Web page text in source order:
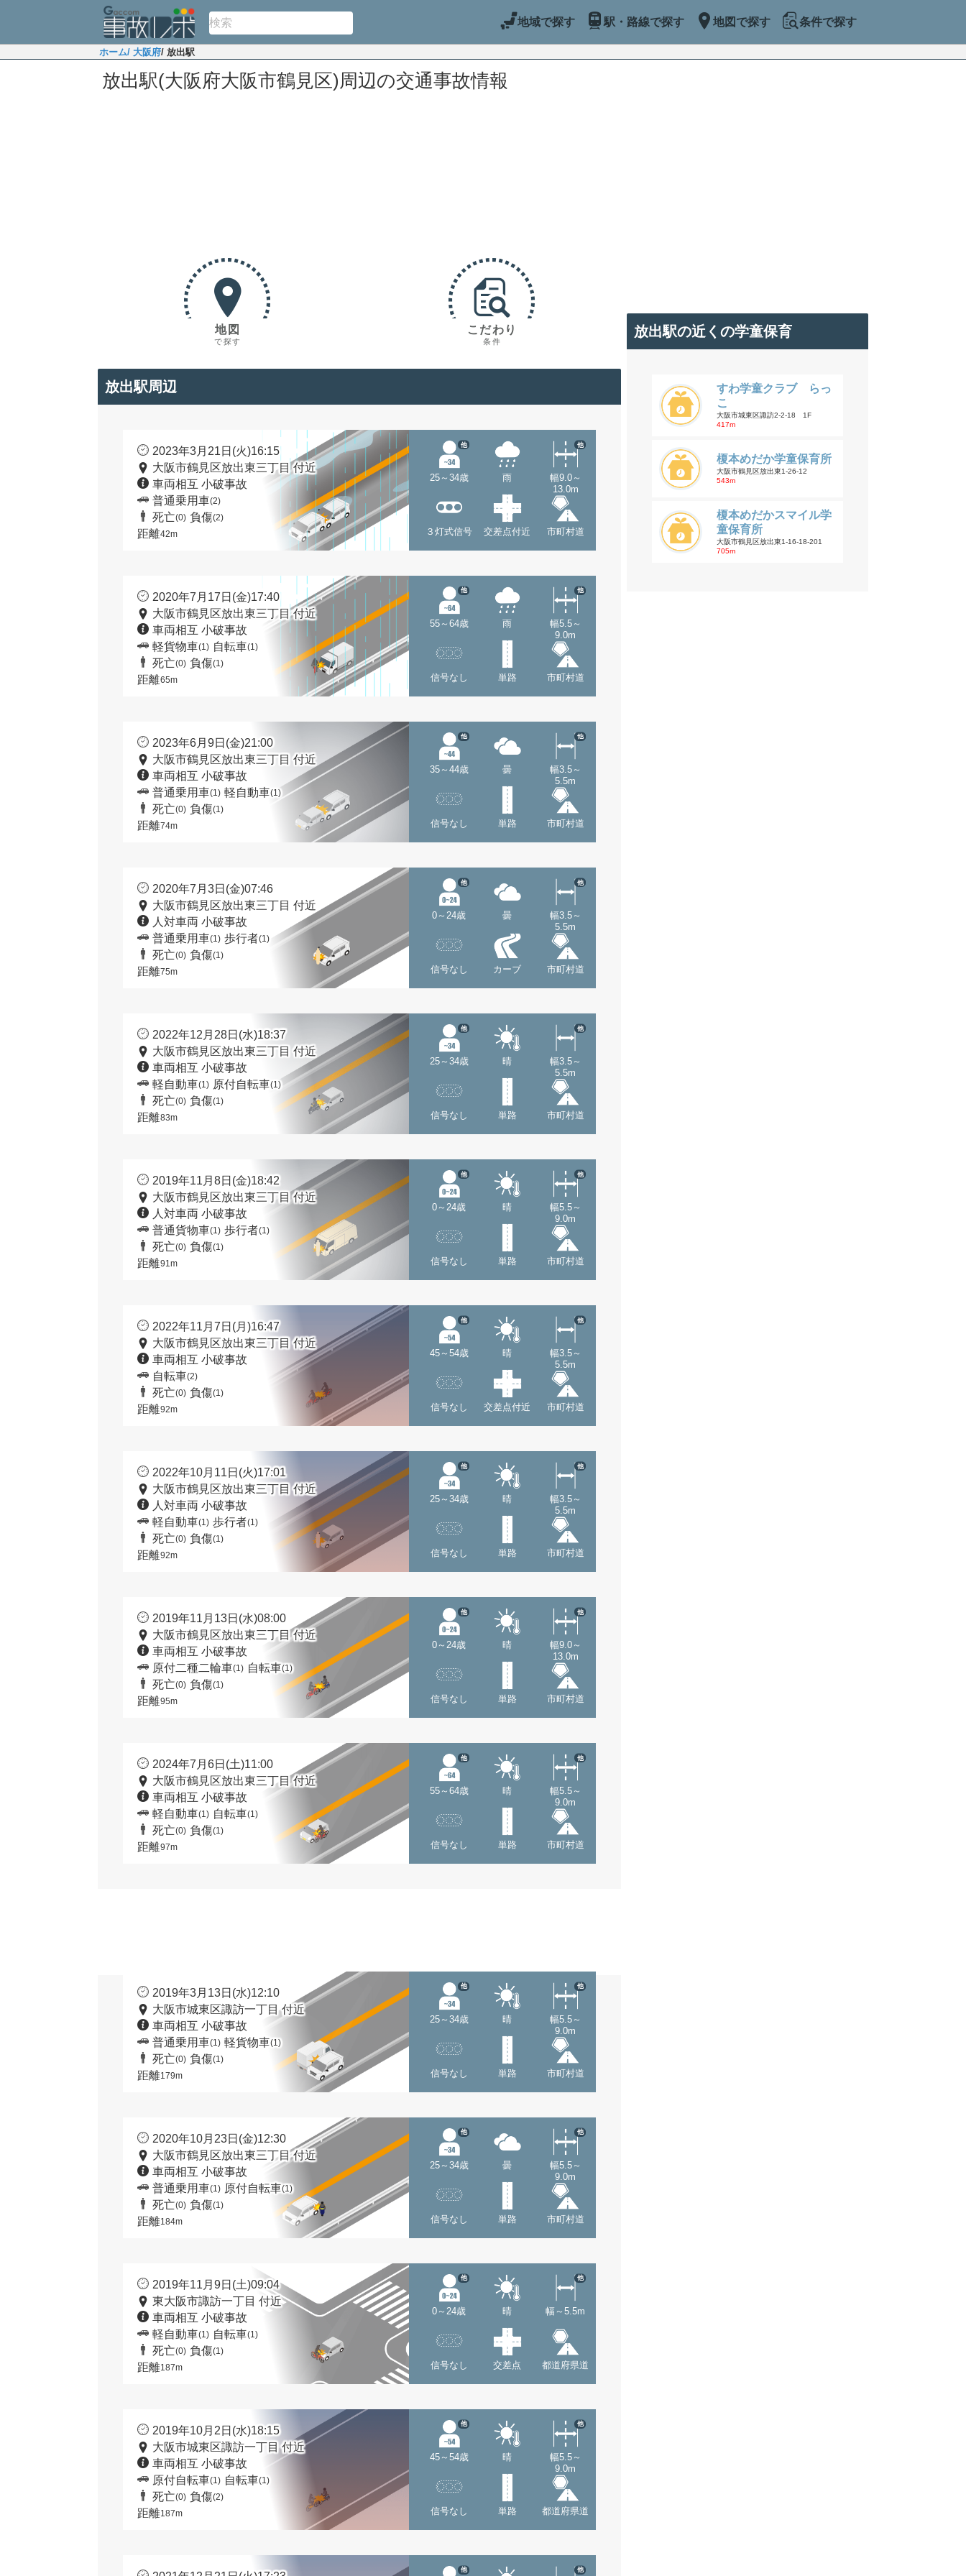
地域で探す 駅・路線で探す 地図で探す 条件で探す
ホーム/ 大阪府/ 放出駅
放出駅(大阪府大阪市鶴見区)周辺の交通事故情報
地図
で探す
こだわり
条件
放出駅周辺
2023年3月21日(火)16:15
大阪市鶴見区放出東三丁目 付近
車両相互 小破事故
普通乗用車(2)
死亡(0) 負傷(2)
距離42m
25～34歳
他
雨
幅9.0～
13.0m
他
３灯式信号 交差点付近 市町村道
2020年7月17日(金)17:40
大阪市鶴見区放出東三丁目 付近
車両相互 小破事故
軽貨物車(1) 自転車(1)
死亡(0) 負傷(1)
距離65m
55～64歳
他
雨
幅5.5～
9.0m
他
信号なし 単路 市町村道
2023年6月9日(金)21:00
大阪市鶴見区放出東三丁目 付近
車両相互 小破事故
普通乗用車(1) 軽自動車(1)
死亡(0) 負傷(1)
距離74m
35～44歳
他
曇
幅3.5～
5.5m
他
信号なし 単路 市町村道
2020年7月3日(金)07:46
大阪市鶴見区放出東三丁目 付近
人対車両 小破事故
普通乗用車(1) 歩行者(1)
死亡(0) 負傷(1)
距離75m
0～24歳
他
曇
幅3.5～
5.5m
他
信号なし カーブ 市町村道
2022年12月28日(水)18:37
大阪市鶴見区放出東三丁目 付近
車両相互 小破事故
軽自動車(1) 原付自転車(1)
死亡(0) 負傷(1)
距離83m
25～34歳
他
晴
幅3.5～
5.5m
他
信号なし 単路 市町村道
2019年11月8日(金)18:42
大阪市鶴見区放出東三丁目 付近
人対車両 小破事故
普通貨物車(1) 歩行者(1)
死亡(0) 負傷(1)
距離91m
0～24歳
他
晴
幅5.5～
9.0m
他
信号なし 単路 市町村道
2022年11月7日(月)16:47
大阪市鶴見区放出東三丁目 付近
車両相互 小破事故
自転車(2)
死亡(0) 負傷(1)
距離92m
45～54歳
他
晴
幅3.5～
5.5m
他
信号なし 交差点付近 市町村道
2022年10月11日(火)17:01
大阪市鶴見区放出東三丁目 付近
人対車両 小破事故
軽自動車(1) 歩行者(1)
死亡(0) 負傷(1)
距離92m
25～34歳
他
晴
幅3.5～
5.5m
他
信号なし 単路 市町村道
2019年11月13日(水)08:00
大阪市鶴見区放出東三丁目 付近
車両相互 小破事故
原付二種二輪車(1) 自転車(1)
死亡(0) 負傷(1)
距離95m
0～24歳
他
晴
幅9.0～
13.0m
他
信号なし 単路 市町村道
2024年7月6日(土)11:00
大阪市鶴見区放出東三丁目 付近
車両相互 小破事故
軽自動車(1) 自転車(1)
死亡(0) 負傷(1)
距離97m
55～64歳
他
晴
幅5.5～
9.0m
他
信号なし 単路 市町村道
2019年3月13日(水)12:10
大阪市城東区諏訪一丁目 付近
車両相互 小破事故
普通乗用車(1) 軽貨物車(1)
死亡(0) 負傷(1)
距離179m
25～34歳
他
晴
幅5.5～
9.0m
他
信号なし 単路 市町村道
2020年10月23日(金)12:30
大阪市鶴見区放出東三丁目 付近
車両相互 小破事故
普通乗用車(1) 原付自転車(1)
死亡(0) 負傷(1)
距離184m
25～34歳
他
曇
幅5.5～
9.0m
他
信号なし 単路 市町村道
2019年11月9日(土)09:04
東大阪市諏訪一丁目 付近
車両相互 小破事故
軽自動車(1) 自転車(1)
死亡(0) 負傷(1)
距離187m
0～24歳
他
晴 幅～5.5m
他
信号なし 交差点 都道府県道
2019年10月2日(水)18:15
大阪市城東区諏訪一丁目 付近
車両相互 小破事故
原付自転車(1) 自転車(1)
死亡(0) 負傷(2)
距離187m
45～54歳
他
晴
幅5.5～
9.0m
他
信号なし 単路 都道府県道
他 他
放出駅の近くの学童保育
すわ学童クラブ らっ
こ
大阪市城東区諏訪2-2-18 1F
417m
榎本めだか学童保育所
大阪市鶴見区放出東1-26-12
543m
榎本めだかスマイル学
童保育所
大阪市鶴見区放出東1-16-18-201
705m